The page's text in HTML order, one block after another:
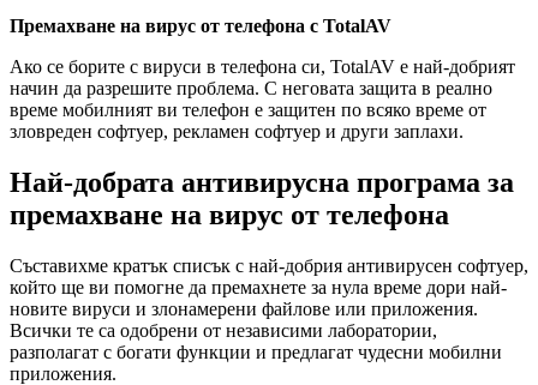
Премахване на вирус от телефона с TotalAV
Ако се борите с вируси в телефона си, TotalAV е най-добрият
начин да разрешите проблема. С неговата защита в реално
време мобилният ви телефон е защитен по всяко време от
зловреден софтуер, рекламен софтуер и други заплахи.
Най-добрата антивирусна програма за
премахване на вирус от телефона
Съставихме кратък списък с най-добрия антивирусен софтуер,
който ще ви помогне да премахнете за нула време дори най-
новите вируси и злонамерени файлове или приложения.
Всички те са одобрени от независими лаборатории,
разполагат с богати функции и предлагат чудесни мобилни
приложения.